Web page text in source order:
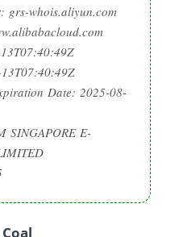
grs-whois.aliyun.com
Date: 2025-08-
SINGAPORE E-